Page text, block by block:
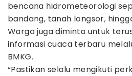
bencana hidrometeorologi
bandang, tanah longsor,
Warga juga diminta untuk
informasi cuaca terbaru
BMKG.
“Pastikan selalu mengikuti